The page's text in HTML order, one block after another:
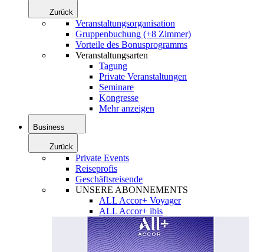
Zurück
Veranstaltungsorganisation
Gruppenbuchung (+8 Zimmer)
Vorteile des Bonusprogramms
Veranstaltungsarten
Tagung
Private Veranstaltungen
Seminare
Kongresse
Mehr anzeigen
Business
Zurück
Private Events
Reiseprofis
Geschäftsreisende
UNSERE ABONNEMENTS
ALL Accor+ Voyager
ALL Accor+ ibis